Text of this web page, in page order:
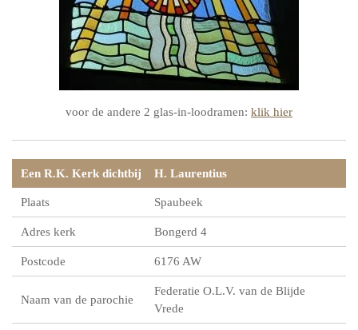
voor de andere 2 glas-in-loodramen: klik hier
Een R.K. Kerk dichtbij H. Laurentius
Plaats Spaubeek
Adres kerk Bongerd 4
Postcode 6176 AW
Naam van de parochie
Federatie O.L.V. van de Blijde
Vrede